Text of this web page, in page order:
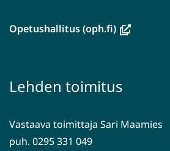
Opetushallitus (oph.fi)(avautuu
toiseen
Lehden toimitus
Vastaava toimittaja Sari Maamies
puh. 0295 331 049